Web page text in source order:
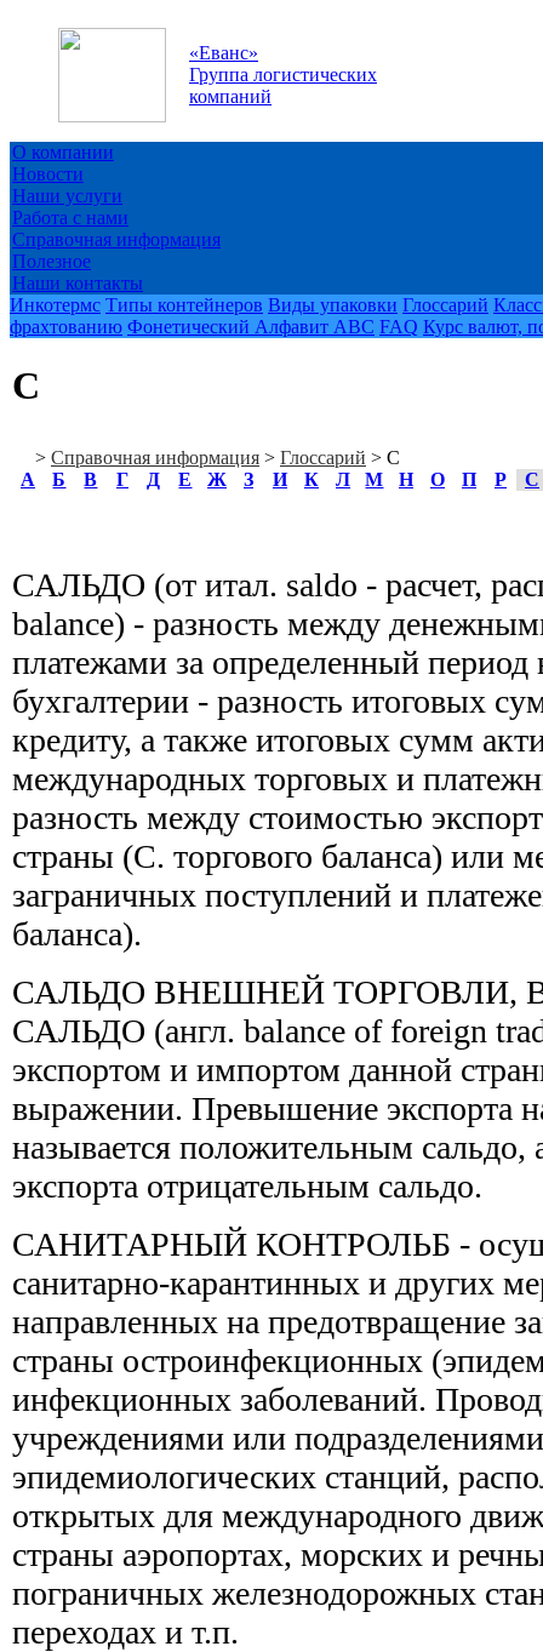
«Еванс»
Группа логистических
компаний
О компании
Новости
Наши услуги
Работа с нами
Справочная информация
Полезное
Наши контакты
Инкотермс Типы контейнеров Виды упаковки Глоссарий
фрахтованию Фонетический Алфавит ABC FAQ Курс валют,
С
> Справочная информация > Глоссарий > С
А
Б В Г Д Е Ж З И К Л М Н О П Р С
САЛЬДО (от итал. saldo - расчет,
balance) - разность между
платежами за определенный период
бухгалтерии - разность итоговых
кредиту, а также итоговых сумм
международных торговых и
разность между стоимостью
страны (С. торгового баланса) или
заграничных поступлений и
баланса).
САЛЬДО ВНЕШНЕЙ ТОРГОВЛИ,
САЛЬДО (англ. balance of foreign
экспортом и импортом данной
выражении. Превышение экспорта
называется положительным сальдо,
экспорта отрицательным сальдо.
САНИТАРНЫЙ КОНТРОЛЬБ -
санитарно-карантинных и других
направленных на предотвращение
страны остроинфекционных
инфекционных заболеваний.
учреждениями или
эпидемиологических станций,
открытых для международного
страны аэропортах, морских и
пограничных железнодорожных
переходах и т.п.